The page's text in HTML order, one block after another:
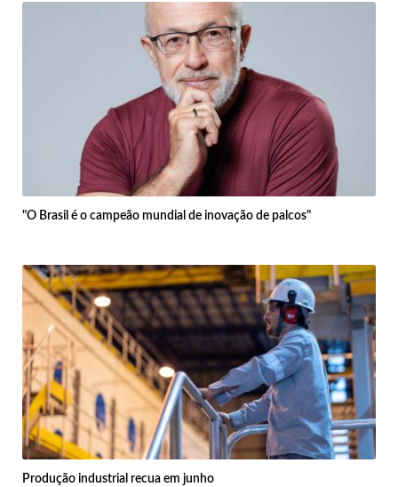
"O Brasil é o campeão mundial de inovação de palcos"
Produção industrial recua em junho